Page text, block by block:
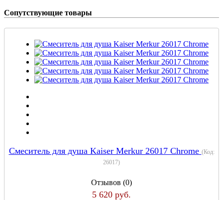
Сопутствующие товары
Смеситель для душа Kaiser Merkur 26017 Chrome (Код:
26017)
Отзывов (0)
5 620 руб.